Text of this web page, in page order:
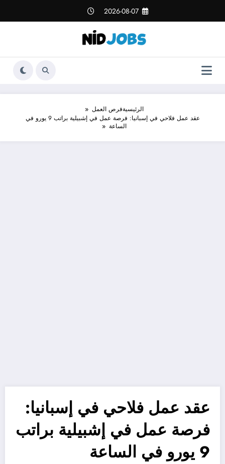
المحتوى
2026-08-07
الرئيسيةفرص العمل
عقد عمل فلاحي في إسبانيا: فرصة عمل في إشبيلية براتب 9 يورو في
الساعة
عقد عمل فلاحي في إسبانيا:
فرصة عمل في إشبيلية براتب
9 يورو في الساعة